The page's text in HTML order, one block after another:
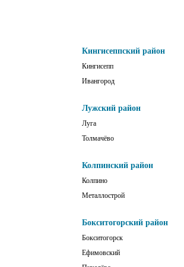
Кингисеппский район
Кингисепп
Ивангород
Лужский район
Луга
Толмачёво
Колпинский район
Колпино
Металлострой
Бокситогорский район
Бокситогорск
Ефимовский